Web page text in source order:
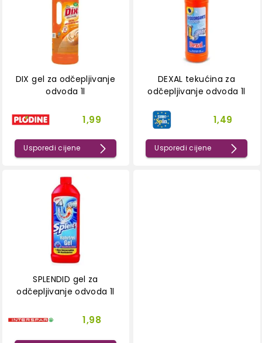
DIX gel za odčepljivanje
odvoda 1l
1,99
Usporedi cijene
DEXAL tekućina za
odčepljivanje odvoda 1l
1,49
Usporedi cijene
SPLENDID gel za
odčepljivanje odvoda 1l
1,98